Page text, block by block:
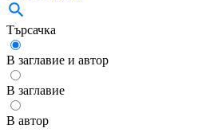
Търсачка
В заглавие и автор
В заглавие
В автор